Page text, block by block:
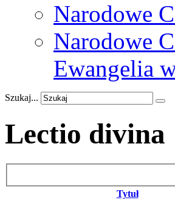
Narodowe
Narodowe
Ewangelia
Szukaj...
Lectio divina
Tytuł